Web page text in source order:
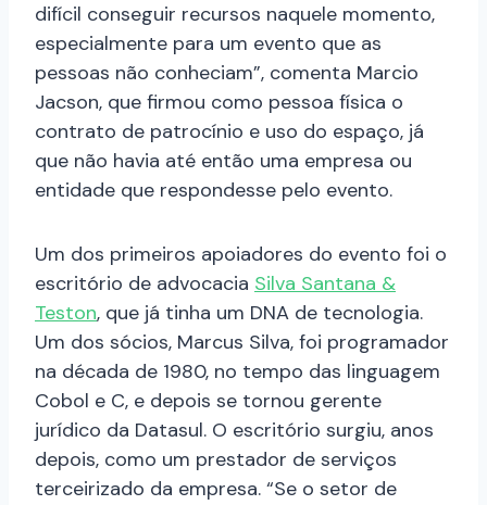
difícil conseguir recursos naquele momento,
especialmente para um evento que as
pessoas não conheciam”, comenta Marcio
Jacson, que firmou como pessoa física o
contrato de patrocínio e uso do espaço, já
que não havia até então uma empresa ou
entidade que respondesse pelo evento.
Um dos primeiros apoiadores do evento foi o
escritório de advocacia Silva Santana &
Teston, que já tinha um DNA de tecnologia.
Um dos sócios, Marcus Silva, foi programador
na década de 1980, no tempo das linguagem
Cobol e C, e depois se tornou gerente
jurídico da Datasul. O escritório surgiu, anos
depois, como um prestador de serviços
terceirizado da empresa. “Se o setor de